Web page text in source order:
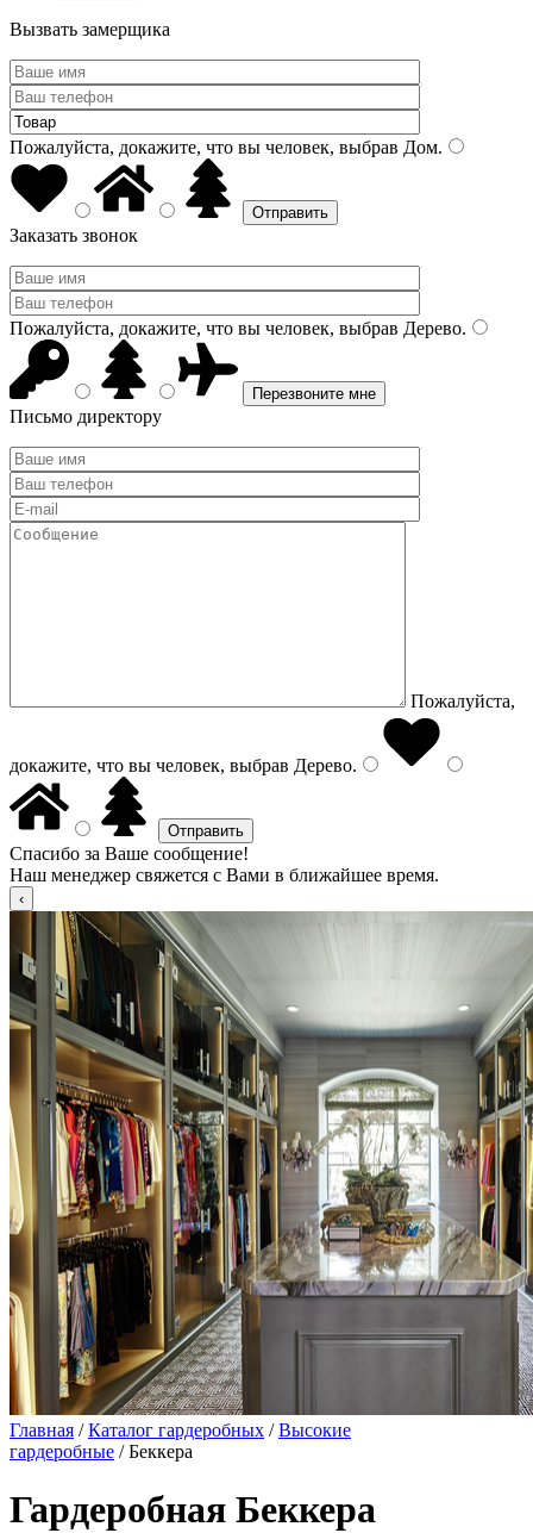
Вызвать замерщика
Пожалуйста, докажите, что вы человек, выбрав Дом.
Заказать звонок
Пожалуйста, докажите, что вы человек, выбрав Дерево.
Письмо директору
Пожалуйста,
докажите, что вы человек, выбрав Дерево.
Спасибо за Ваше сообщение!
Наш менеджер свяжется с Вами в ближайшее время.
Главная /Каталог гардеробных /Высокие
гардеробные / Беккера
Гардеробная Беккера